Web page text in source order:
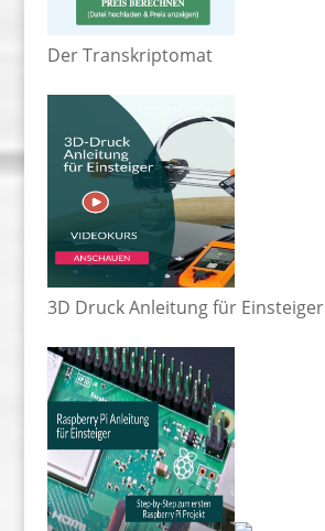
Der Transkriptomat
3D Druck Anleitung für Einsteiger